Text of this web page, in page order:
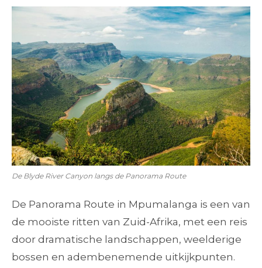
De Blyde River Canyon langs de Panorama Route
De Panorama Route in Mpumalanga is een van
de mooiste ritten van Zuid-Afrika, met een reis
door dramatische landschappen, weelderige
bossen en adembenemende uitkijkpunten.